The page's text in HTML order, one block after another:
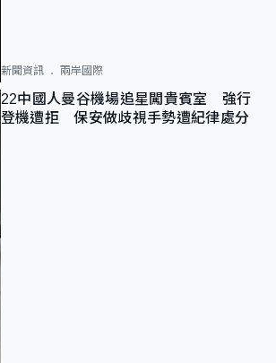
新聞資訊 兩岸國際
22中國人曼谷機場追星闖貴賓室 強行
登機遭拒 保安做歧視手勢遭紀律處分